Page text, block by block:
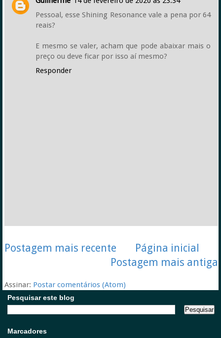
Pessoal, esse Shining Resonance vale a pena por 64
reais?
E mesmo se valer, acham que pode abaixar mais o
preço ou deve ficar por isso aí mesmo?
Responder
Postagem mais recente
Postagem mais antiga
Página inicial
Assinar: Postar comentários (Atom)
Pesquisar este blog
Marcadores